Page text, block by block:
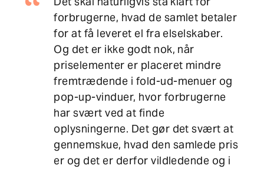
forbrugerne, hvad de samlet betaler
for at få leveret el fra elselskaber.
Og det er ikke godt nok, når
priselementer er placeret mindre
fremtrædende i fold-ud-menuer og
pop-up-vinduer, hvor forbrugerne
har svært ved at finde
oplysningerne. Det gør det svært at
gennemskue, hvad den samlede pris
er og det er derfor vildledende og i